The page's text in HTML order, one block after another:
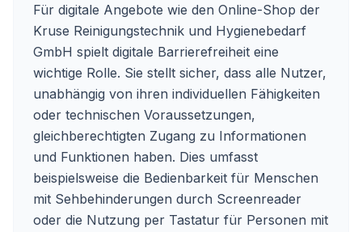
Für digitale Angebote wie den Online-Shop der
Kruse Reinigungstechnik und Hygienebedarf
GmbH spielt digitale Barrierefreiheit eine
wichtige Rolle. Sie stellt sicher, dass alle Nutzer,
unabhängig von ihren individuellen Fähigkeiten
oder technischen Voraussetzungen,
gleichberechtigten Zugang zu Informationen
und Funktionen haben. Dies umfasst
beispielsweise die Bedienbarkeit für Menschen
mit Sehbehinderungen durch Screenreader
oder die Nutzung per Tastatur für Personen mit